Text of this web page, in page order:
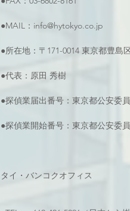
●MAIL：info@hytokyo.co.jp
●所在地：〒171-0014 東京都豊島
●代表：原田 秀樹
●探偵業届出番号：東京都公安委
●探偵業開始番号：東京都公安委
タイ・バンコクオフィス